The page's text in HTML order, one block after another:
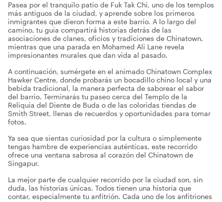
Pasea por el tranquilo patio de Fuk Tak Chi, uno de los templos
más antiguos de la ciudad, y aprende sobre los primeros
inmigrantes que dieron forma a este barrio. A lo largo del
camino, tu guía compartirá historias detrás de las
asociaciones de clanes, oficios y tradiciones de Chinatown,
mientras que una parada en Mohamed Ali Lane revela
impresionantes murales que dan vida al pasado.
A continuación, sumérgete en el animado Chinatown Complex
Hawker Centre, donde probarás un bocadillo chino local y una
bebida tradicional, la manera perfecta de saborear el sabor
del barrio. Terminarás tu paseo cerca del Templo de la
Reliquia del Diente de Buda o de las coloridas tiendas de
Smith Street, llenas de recuerdos y oportunidades para tomar
fotos.
Ya sea que sientas curiosidad por la cultura o simplemente
tengas hambre de experiencias auténticas, este recorrido
ofrece una ventana sabrosa al corazón del Chinatown de
Singapur.
La mejor parte de cualquier recorrido por la ciudad son, sin
duda, las historias únicas. Todos tienen una historia que
contar, especialmente tu anfitrión. Cada uno de los anfitriones